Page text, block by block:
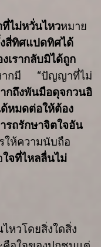
ไม่หวั่นไหวหมาย
สี่ทิศแปดทิศได้
เรากลับมิได้ถูก
กมี “ปัญญาที่ไม่
กถึงพันมือดุจกวนอิ
ด้หมดต่อให้ต้อง
รถรักษาจิตใจอัน
ให้ความนับถือ
ใจที่ไหลลื่นไม่
หวโดยสิ่งใดสิ่ง